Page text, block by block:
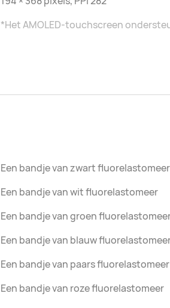
*Het AMOLED-touchscreen
Een bandje van zwart fluorelastomeer
Een bandje van wit fluorelastomeer
Een bandje van groen
Een bandje van blauw
Een bandje van paars fluorelastomeer
Een bandje van roze fluorelastomeer